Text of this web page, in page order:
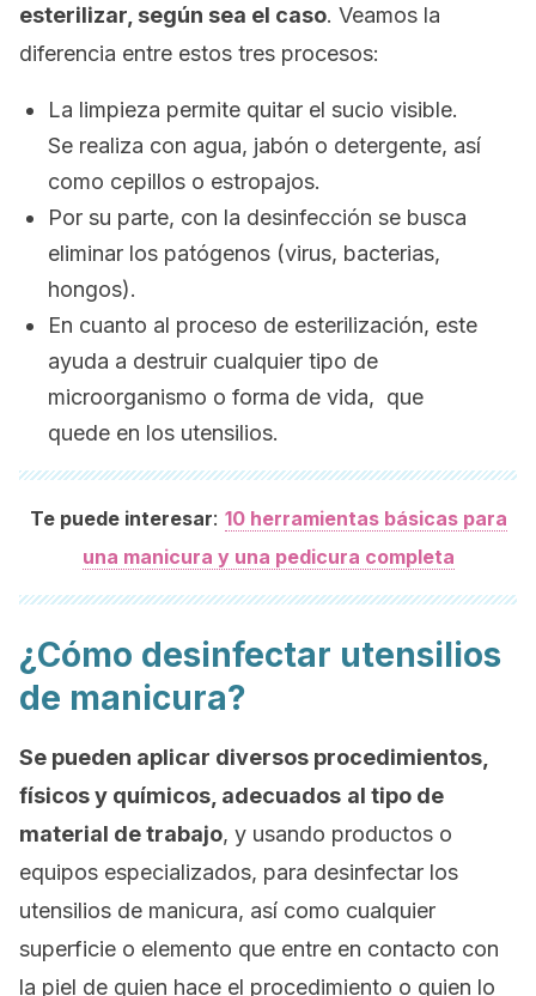
esterilizar, según sea el caso. Veamos la
diferencia entre estos tres procesos:
La limpieza permite quitar el sucio visible.
Se realiza con agua, jabón o detergente, así
como cepillos o estropajos.
Por su parte, con la desinfección se busca
eliminar los patógenos (virus, bacterias,
hongos).
En cuanto al proceso de esterilización, este
ayuda a destruir cualquier tipo de
microorganismo o forma de vida, que
quede en los utensilios.
Te puede interesar: 10 herramientas básicas para
una manicura y una pedicura completa
¿Cómo desinfectar utensilios
de manicura?
Se pueden aplicar diversos procedimientos,
físicos y químicos, adecuados al tipo de
material de trabajo, y usando productos o
equipos especializados, para desinfectar los
utensilios de manicura, así como cualquier
superficie o elemento que entre en contacto con
la piel de quien hace el procedimiento o quien lo